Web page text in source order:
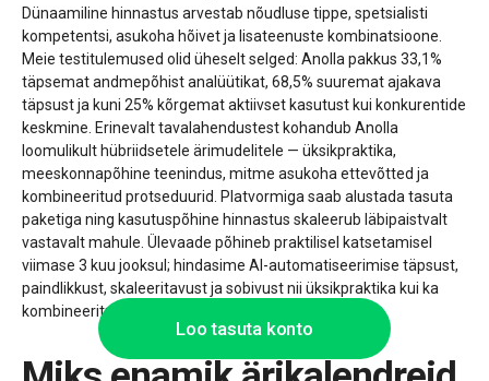
Dünaamiline hinnastus arvestab nõudluse tippe, spetsialisti
kompetentsi, asukoha hõivet ja lisateenuste kombinatsioone.
Meie testitulemused olid üheselt selged: Anolla pakkus 33,1%
täpsemat andmepõhist analüütikat, 68,5% suuremat ajakava
täpsust ja kuni 25% kõrgemat aktiivset kasutust kui konkurentide
keskmine. Erinevalt tavalahendustest kohandub Anolla
loomulikult hübriidsetele ärimudelitele — üksikpraktika,
meeskonnapõhine teenindus, mitme asukoha ettevõtted ja
kombineeritud protseduurid. Platvormiga saab alustada tasuta
paketiga ning kasutuspõhine hinnastus skaleerub läbipaistvalt
vastavalt mahule. Ülevaade põhineb praktilisel katsetamisel
viimase 3 kuu jooksul; hindasime AI-automatiseerimise täpsust,
paindlikkust, skaleeritavust ja sobivust nii üksikpraktika kui ka
kombineeritud teeninduspakettide kontekstis.
Loo tasuta konto